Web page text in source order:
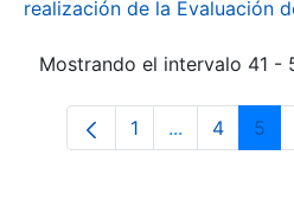
realización de la Evaluación
Mostrando el intervalo 41 -
Página
1 ...PáginasPágina
4 5